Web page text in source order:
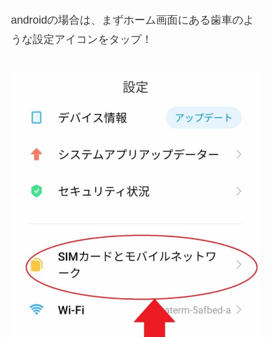
androidの場合は、まずホーム画面にある歯車のよ
うな設定アイコンをタップ！